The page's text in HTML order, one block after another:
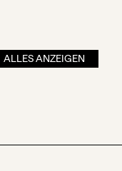
ALLES ANZEIGEN